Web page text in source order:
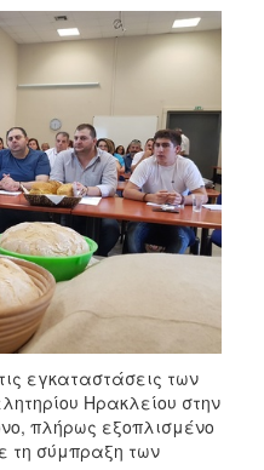
εγκαταστάσεις των
Ηρακλείου στην
πλήρως εξοπλισμένο
τη σύμπραξη των